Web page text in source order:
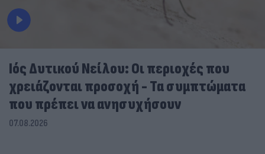
Ιός Δυτικού Νείλου: Οι περιοχές που
χρειάζονται προσοχή - Τα συμπτώματα
που πρέπει να ανησυχήσουν
07.08.2026